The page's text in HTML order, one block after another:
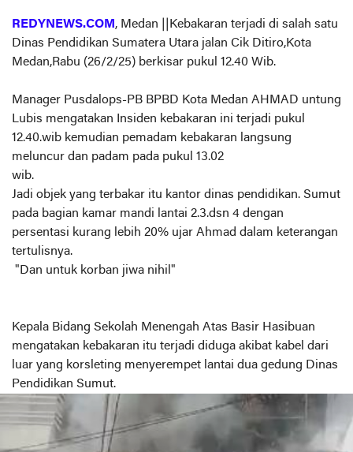
REDYNEWS.COM , Medan ||Kebakaran terjadi di salah satu
Dinas Pendidikan Sumatera Utara jalan Cik Ditiro,Kota
Medan,Rabu (26/2/25) berkisar pukul 12.40 Wib.
Manager Pusdalops-PB BPBD Kota Medan AHMAD untung
Lubis mengatakan Insiden kebakaran ini terjadi pukul
12.40.wib kemudian pemadam kebakaran langsung
meluncur dan padam pada pukul 13.02
wib.
Jadi objek yang terbakar itu kantor dinas pendidikan. Sumut
pada bagian kamar mandi lantai 2.3.dsn 4 dengan
persentasi kurang lebih 20% ujar Ahmad dalam keterangan
tertulisnya.
"Dan untuk korban jiwa nihil"
Kepala Bidang Sekolah Menengah Atas Basir Hasibuan
mengatakan kebakaran itu terjadi diduga akibat kabel dari
luar yang korsleting menyerempet lantai dua gedung Dinas
Pendidikan Sumut.